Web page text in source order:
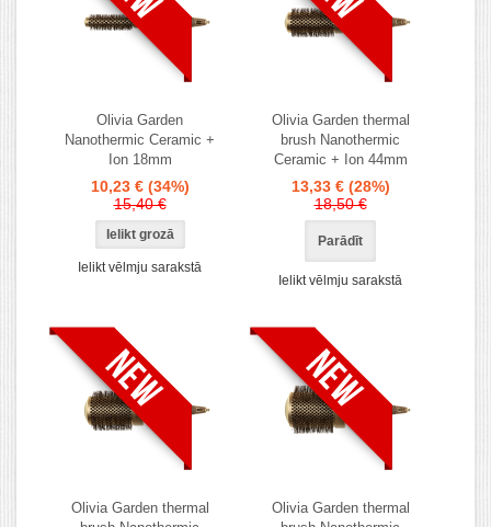
Olivia Garden
Nanothermic Ceramic +
Ion 18mm
10,23 € (34%)
15,40 €
Ielikt vēlmju sarakstā
Olivia Garden thermal
brush Nanothermic
Ceramic + Ion 44mm
13,33 € (28%)
18,50 €
Parādīt
Ielikt vēlmju sarakstā
Olivia Garden thermal
Olivia Garden thermal